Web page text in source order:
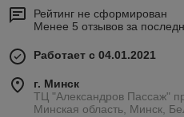
Рейтинг не сформирован
Менее 5 отзывов за
Работает с 04.01.2021
г. Минск
ТЦ "Александров Пассаж"
Минская область, Минск,